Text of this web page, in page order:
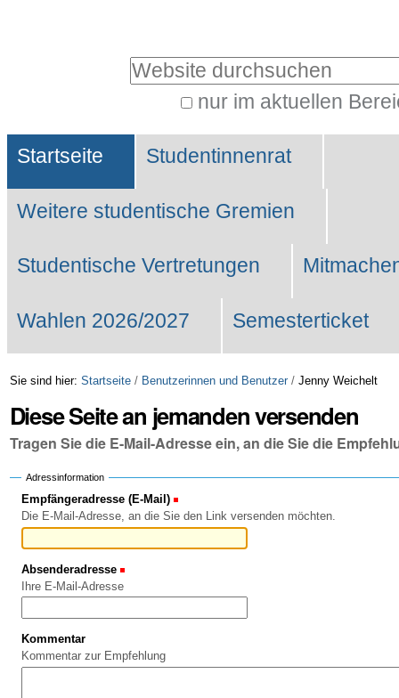
Website durchsuchen
nur im aktuellen
Suche…
Sektionen
Startseite Studentinnenrat
Weitere studentische Gremien
Studentische Vertretungen
Wahlen 2026/2027 Semesterticket
Sie sind hier: Startseite / Benutzerinnen und Benutzer / Jenny Weichelt
Diese Seite an jemanden versenden
Tragen Sie die E-Mail-Adresse ein, an die Sie die
Adressinformation
Empfängeradresse (E-Mail)
Die E-Mail-Adresse, an die Sie den Link versenden möchten.
Absenderadresse
Ihre E-Mail-Adresse
Kommentar
Kommentar zur Empfehlung